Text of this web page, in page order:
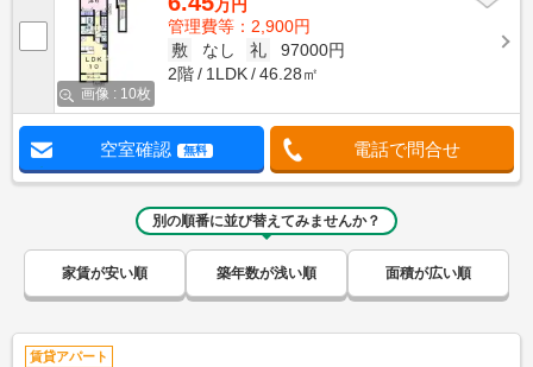
画像 : 10枚
万円
管理費等：2,900円
敷
なし 礼
97000円
2階
1LDK 46.28㎡
空室確認 無料 電話で問合せ
別の順番に並び替えてみませんか？
家賃が安い順 築年数が浅い順 面積が広い順
賃貸アパート